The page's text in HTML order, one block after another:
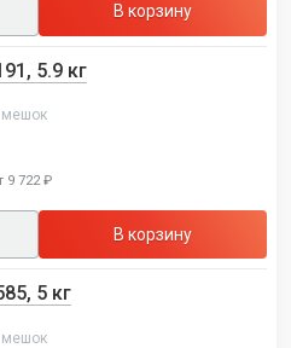
В корзину
5.9 кг
мешок
9 722 ₽
В корзину
5 кг
мешок